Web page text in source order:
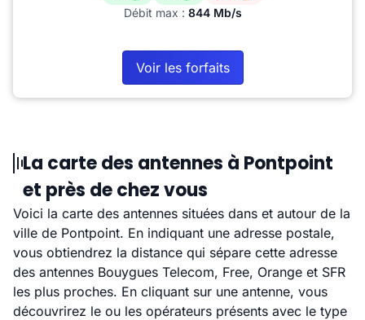
Débit max : 844 Mb/s
Voir les forfaits
La carte des antennes à Pontpoint
et près de chez vous
Voici la carte des antennes situées dans et autour de la
ville de Pontpoint. En indiquant une adresse postale,
vous obtiendrez la distance qui sépare cette adresse
des antennes Bouygues Telecom, Free, Orange et SFR
les plus proches. En cliquant sur une antenne, vous
découvrirez le ou les opérateurs présents avec le type